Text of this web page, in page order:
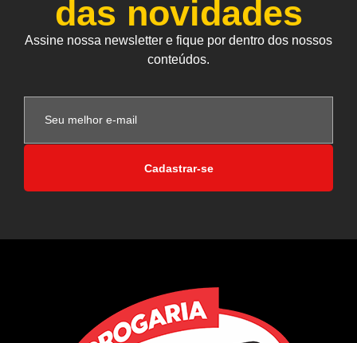
das novidades
Assine nossa newsletter e fique por dentro dos nossos
conteúdos.
Cadastrar-se